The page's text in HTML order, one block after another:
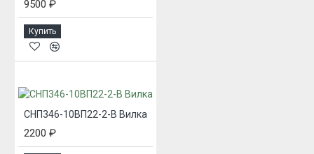
9500 ₽
Купить
СНП346-10ВП22-2-В Вилка
2200 ₽